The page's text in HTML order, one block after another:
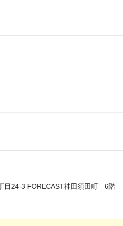
目24-3 FORECAST神田須田町 6階